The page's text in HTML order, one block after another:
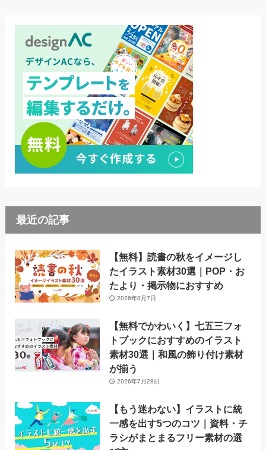
最近の記事
【無料】読書の秋をイメージし
たイラスト素材30選｜POP・お
たより・掲示物におすすめ
2026年8月7日
【無料でかわいく】七五三フォ
トブックにおすすめのイラスト
素材30選｜和風の飾り付け素材
が揃う
2026年7月28日
【もう迷わない】イラストに統
一感を出す5つのコツ｜資料・チ
ラシがまとまるフリー素材の選